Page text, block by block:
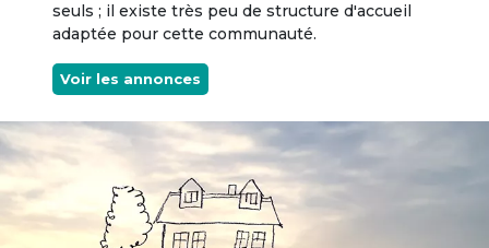
seuls ; il existe très peu de structure d'accueil
adaptée pour cette communauté.
Voir les annonces